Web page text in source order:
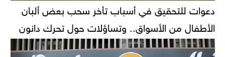
دعوات للتحقيق في أسباب تأخر سحب بعض ألبان
الأطفال من الأسواق.. وتساؤلات حول تحرك دانون